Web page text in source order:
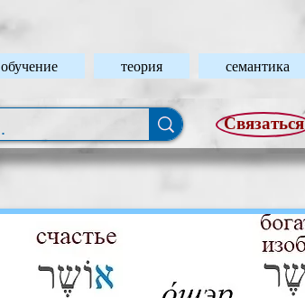
обучение теория семантика
Связаться